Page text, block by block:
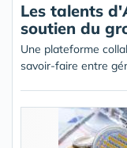
Les talents
soutien du
Une plateforme
savoir-faire entre